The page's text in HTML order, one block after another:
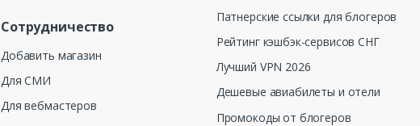
Сотрудничество
Добавить магазин
Для СМИ
Для вебмастеров
Патнерские ссылки для блогеров
Рейтинг кэшбэк-сервисов СНГ
Лучший VPN 2026
Дешевые авиабилеты и отели
Промокоды от блогеров